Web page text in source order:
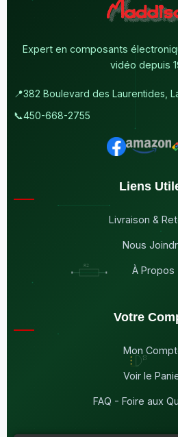
Expert en composants
vidéo depuis
📍382 Boulevard des Laurentides,
📞450-668-2755
Liens
Livraison &
Nous
À Propos
Votre
Mon
Voir le
FAQ - Foire aux